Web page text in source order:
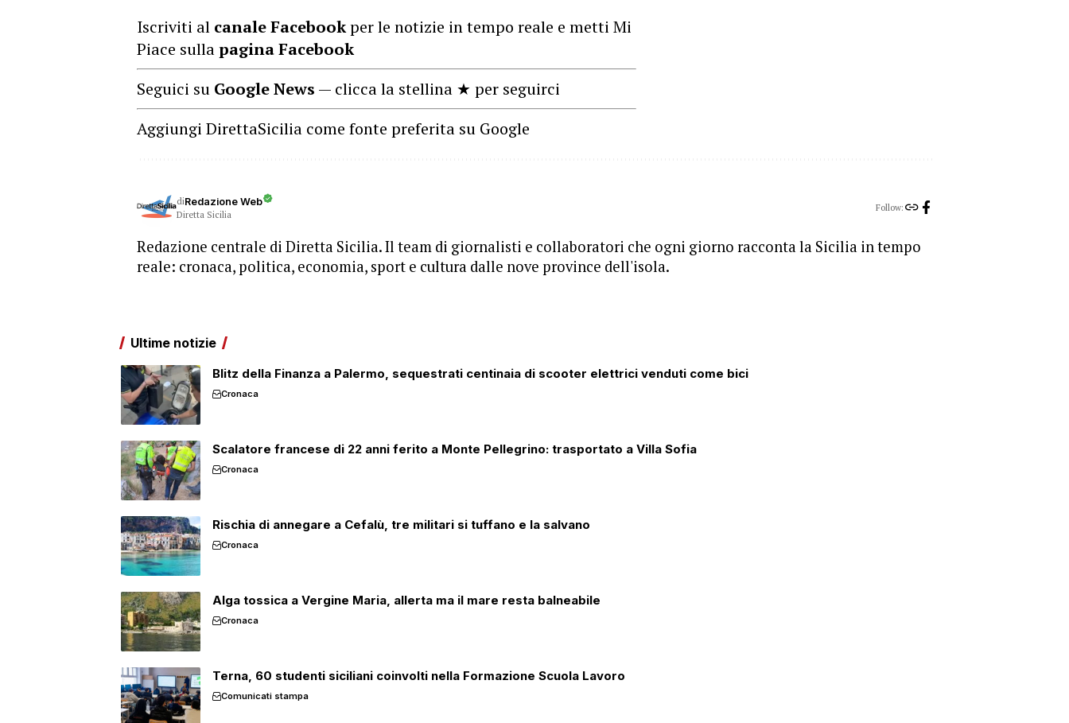
Iscriviti al canale Facebookper le notizie in tempo reale e metti Mi
Piace sullapagina Facebook
Seguici su Google News — clicca la stellina ★ per seguirci
Aggiungi DirettaSicilia come fonte preferita su Google
diRedazione Web
Diretta Sicilia
Follow:
Redazione centrale di Diretta Sicilia. Il team di giornalisti e collaboratori che ogni giorno racconta la Sicilia in tempo
reale: cronaca, politica, economia, sport e cultura dalle nove province dell'isola.
Ultime notizie
Blitz della Finanza a Palermo, sequestrati centinaia di scooter elettrici venduti come bici
Cronaca
Scalatore francese di 22 anni ferito a Monte Pellegrino: trasportato a Villa Sofia
Cronaca
Rischia di annegare a Cefalù, tre militari si tuffano e la salvano
Cronaca
Alga tossica a Vergine Maria, allerta ma il mare resta balneabile
Cronaca
Terna, 60 studenti siciliani coinvolti nella Formazione Scuola Lavoro
Comunicati stampa